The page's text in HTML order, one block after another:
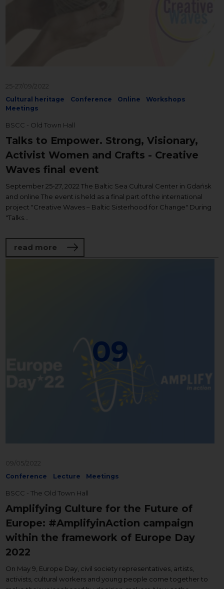
25-27/09/2022
Cultural heritage Conference Online
Workshops
Meetings
BSCC - Old Town Hall
Talks to Empower. Strong, Visionary,
Activist Women and Crafts - Creative
Waves final event
September 25-27, 2022 The Baltic Sea Cultural Center in Gdańsk
and online The event is held as a final part of the international
project "Creative Waves – Baltic Sisterhood for Change" During
"Talks...
read more about Talks to Empower. Strong,
09
09/05/2022
Conference Lecture Meetings
BSCC - The Old Town Hall
Amplifying Culture for the Future of
Europe: #AmplifyinAction campaign
within the framework of Europe Day
2022
On May 9, Europe Day, civil society representatives, artists,
activists, cultural workers and young people come together to